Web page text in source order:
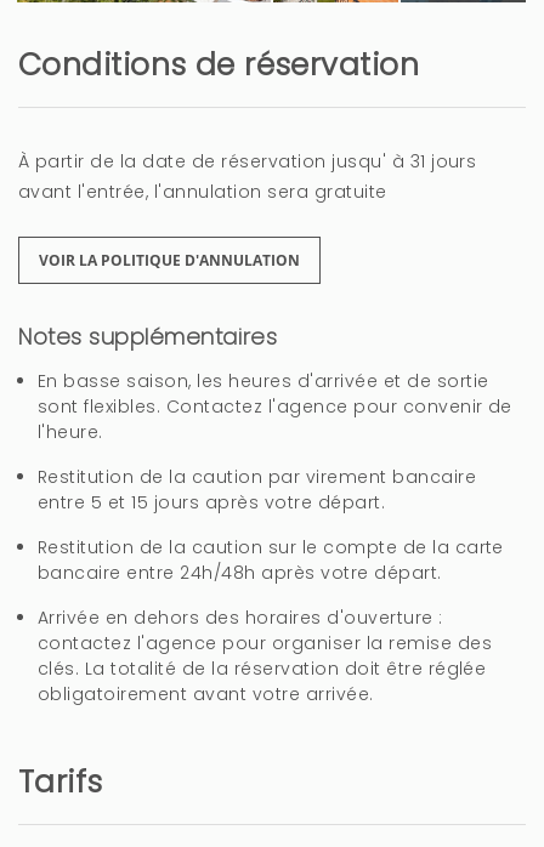
Conditions de réservation
À partir de la date de réservation jusqu' à 31 jours
avant l'entrée, l'annulation sera gratuite
VOIR LA POLITIQUE D'ANNULATION
Notes supplémentaires
En basse saison, les heures d'arrivée et de sortie
sont flexibles. Contactez l'agence pour convenir de
l'heure.
Restitution de la caution par virement bancaire
entre 5 et 15 jours après votre départ.
Restitution de la caution sur le compte de la carte
bancaire entre 24h/48h après votre départ.
Arrivée en dehors des horaires d'ouverture :
contactez l'agence pour organiser la remise des
clés. La totalité de la réservation doit être réglée
obligatoirement avant votre arrivée.
Tarifs